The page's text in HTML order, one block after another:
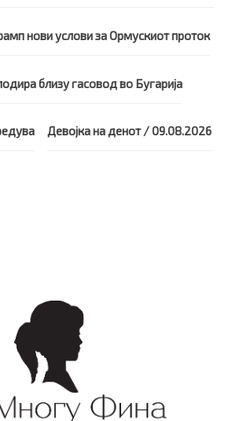
нови услови за Ормускиот проток
близу гасовод во Бугарија
Девојка на денот / 09.08.2026